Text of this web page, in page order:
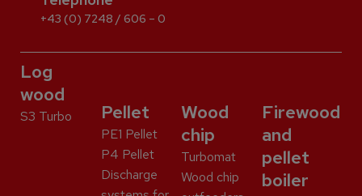
+43 (0) 7248 / 606 – 0
Log
wood
S3 Turbo Pellet
PE1 Pellet
P4 Pellet
Discharge
Wood
chip
Turbomat
Wood chip
Firewood
and
pellet
boiler